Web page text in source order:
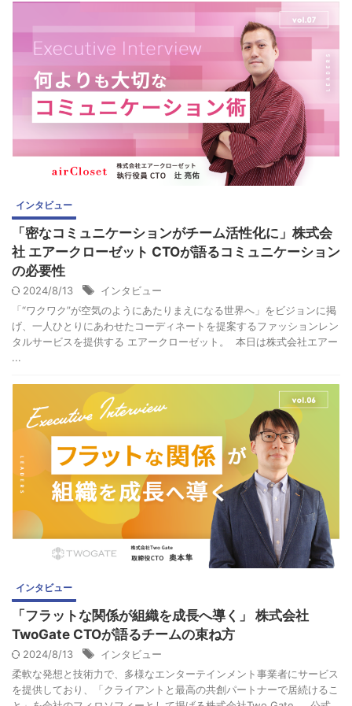
インタビュー
「密なコミュニケーションがチーム活性化に」株式会
社 エアークローゼット CTOが語るコミュニケーション
の必要性
2024/8/13
インタビュー
「“ワクワク”が空気のようにあたりまえになる世界へ」をビジョンに掲
げ、一人ひとりにあわせたコーディネートを提案するファッションレン
タルサービスを提供する エアークローゼット。 本日は株式会社エアー
...
インタビュー
「フラットな関係が組織を成長へ導く」 株式会社
TwoGate CTOが語るチームの束ね方
2024/8/13
インタビュー
柔軟な発想と技術力で、多様なエンターテインメント事業者にサービス
を提供しており、「クライアントと最高の共創パートナーで居続けるこ